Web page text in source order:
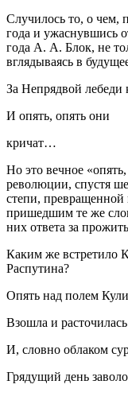
Случилось то, о чем,
года и ужаснувшись
года А. А. Блок, не
вглядываясь в
За Непрядвой лебеди
И опять, опять они
кричат…
Но это вечное
революции, спустя
степи,
пришедшим те же
них ответа за
Каким же встретило
Распутина?
Опять над полем
Взошла и
И, словно облаком
Грядущий день